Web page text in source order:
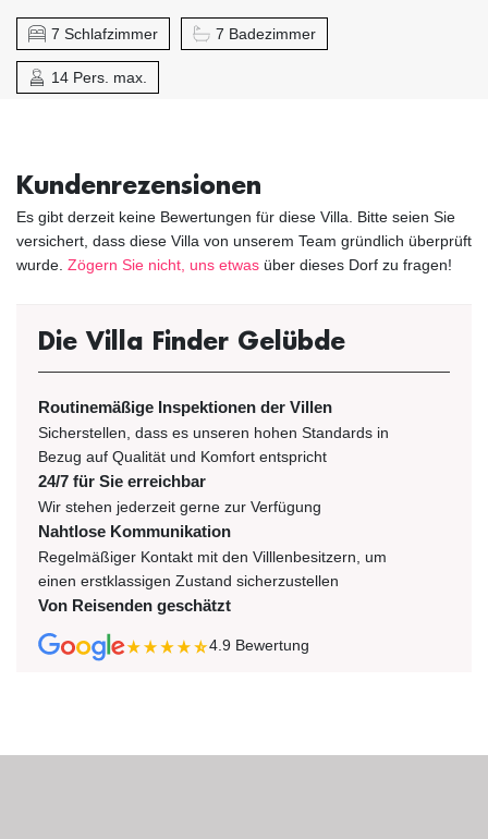
7 Schlafzimmer 7 Badezimmer
14 Pers. max.
Kundenrezensionen
Es gibt derzeit keine Bewertungen für diese Villa. Bitte seien Sie
versichert, dass diese Villa von unserem Team gründlich überprüft
wurde. Zögern Sie nicht, uns etwas über dieses Dorf zu fragen!
Die Villa Finder Gelübde
Routinemäßige Inspektionen der Villen
Sicherstellen, dass es unseren hohen Standards in
Bezug auf Qualität und Komfort entspricht
24/7 für Sie erreichbar
Wir stehen jederzeit gerne zur Verfügung
Nahtlose Kommunikation
Regelmäßiger Kontakt mit den Villlenbesitzern, um
einen erstklassigen Zustand sicherzustellen
Von Reisenden geschätzt
4.9 Bewertung